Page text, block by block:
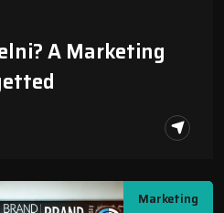
A Marketing
Marketing